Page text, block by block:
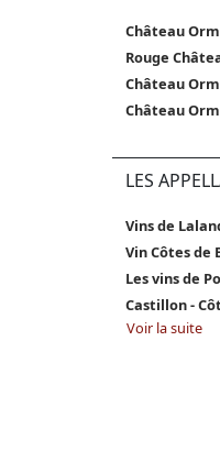
Château
Rouge
Château
Château
LES
Vins de
Vin Côtes de
Les vins de
Castillon -
Voir la suite